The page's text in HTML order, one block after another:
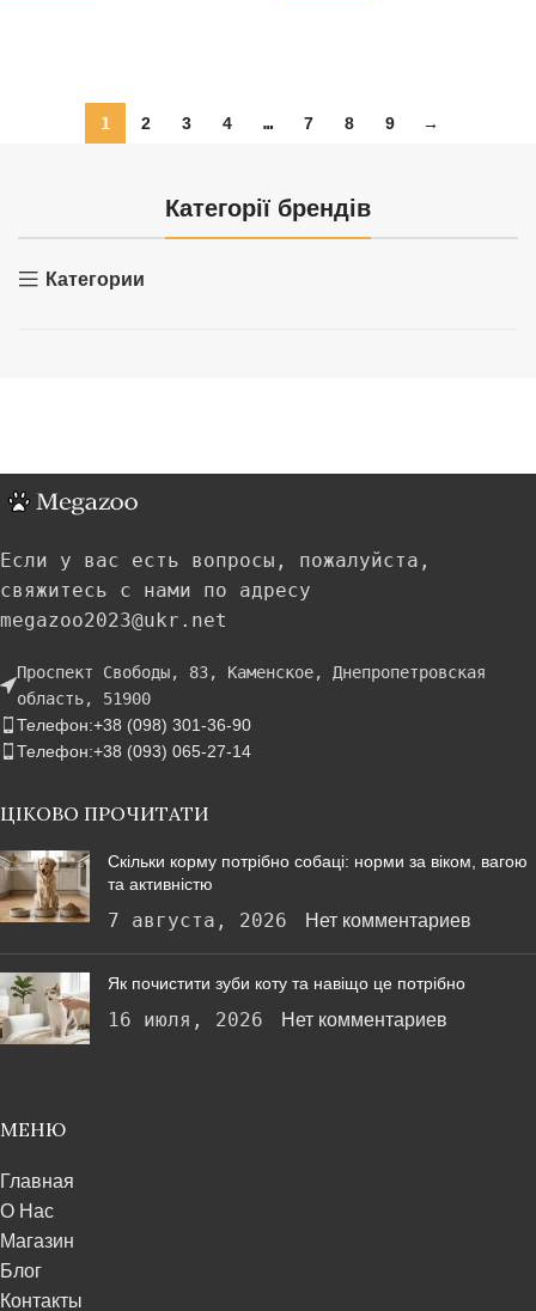
1 2 3 4 … 7 8 9 →
Категорії брендів
Категории
Если у вас есть вопросы, пожалуйста,
свяжитесь с нами по адресу
megazoo2023@ukr.net
Проспект Свободы, 83, Каменское, Днепропетровская
область, 51900
Телефон:+38 (098) 301-36-90
Телефон:+38 (093) 065-27-14
ЦІКОВО ПРОЧИТАТИ
Скільки корму потрібно собаці: норми за віком, вагою
та активністю
7 августа, 2026 Нет комментариев
Як почистити зуби коту та навіщо це потрібно
16 июля, 2026 Нет комментариев
МЕНЮ
Главная
О Нас
Магазин
Блог
Контакты